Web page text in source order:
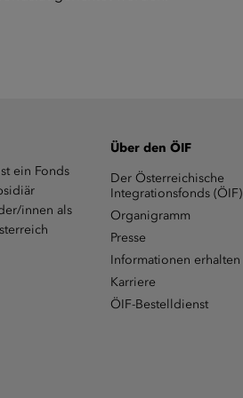
ein Fonds
innen als
Über den ÖIF
Der Österreichische
Integrationsfonds (ÖIF)
Organigramm
Presse
Informationen erhalten
Karriere
ÖIF-Bestelldienst